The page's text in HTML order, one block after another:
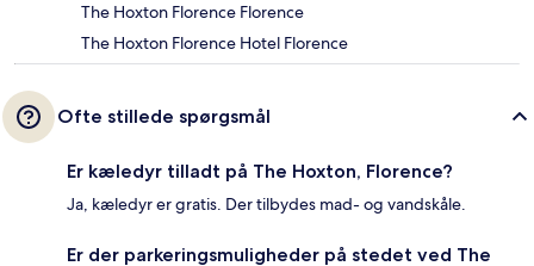
The Hoxton Florence Florence
The Hoxton Florence Hotel Florence
Ofte stillede spørgsmål
Er kæledyr tilladt på The Hoxton, Florence?
Ja, kæledyr er gratis. Der tilbydes mad- og vandskåle.
Er der parkeringsmuligheder på stedet ved The